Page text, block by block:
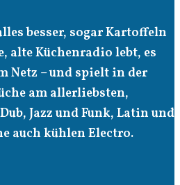
besser, sogar Kartoffeln
alte Küchenradio lebt, es
Netz – und spielt in der
am allerliebsten,
Jazz und Funk, Latin und
auch kühlen Electro.